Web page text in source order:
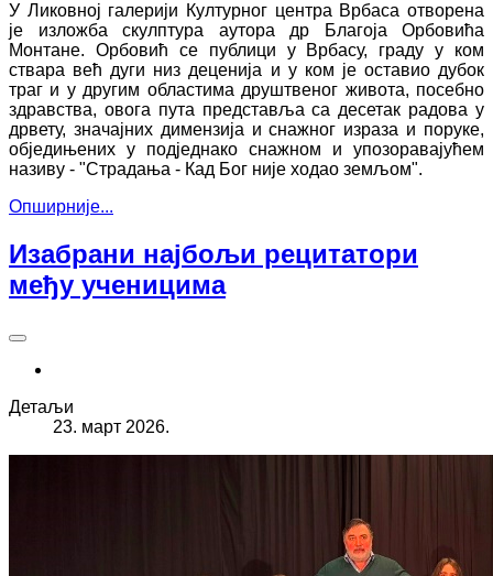
У Ликовној галерији Културног центра Врбаса отворена
је изложба скулптура аутора др Благоја Орбовића
Монтане. Орбовић се публици у Врбасу, граду у ком
ствара већ дуги низ деценија и у ком је оставио дубок
траг и у другим областима друштвеног живота, посебно
здравства, овога пута представља са десетак радова у
дрвету, значајних димензија и снажног израза и поруке,
обједињених у подједнако снажном и упозоравајућем
називу - "Страдања - Кад Бог није ходао земљом".
Опширније...
Изабрани најбољи рецитатори
међу ученицима
Детаљи
23. март 2026.